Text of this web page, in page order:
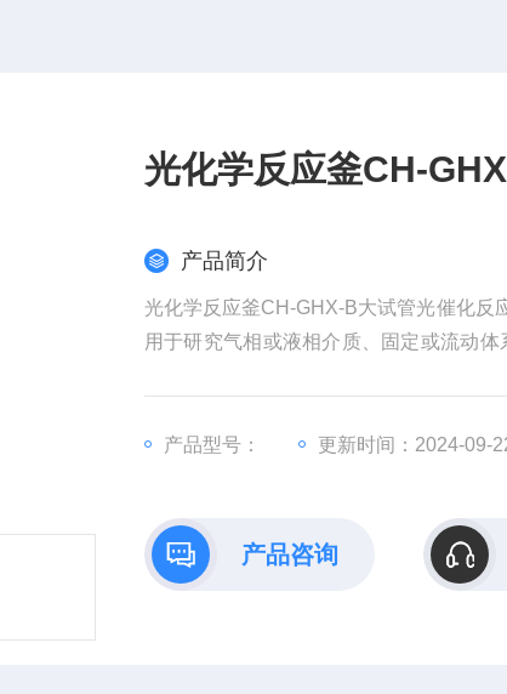
光化学反应釜CH-
产品简介
光化学反应釜CH-GHX-B大试管光催化反
用于研究气相或液相介质、固定或流动
产品型号：
更新时间：2024-09-
产品咨询